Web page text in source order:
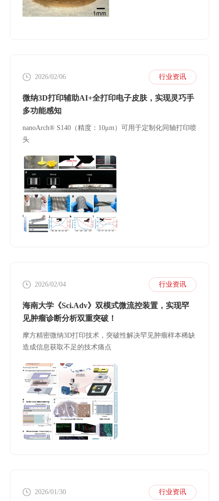
2026/02/06 行业资讯
微纳3D打印辅助AI+全打印电子皮肤，实现灵巧手
多功能感知
nanoArch® S140（精度：10μm）可用于定制化同轴打印喷
头
2026/02/04 行业资讯
海南大学《Sci.Adv》双模式微流控装置，实现罕
见肿瘤诊断分析双重突破！
摩方精密微纳3D打印技术，突破性解决罕见肿瘤样本稀缺
造成信息获取不足的技术痛点
2026/01/30 行业资讯